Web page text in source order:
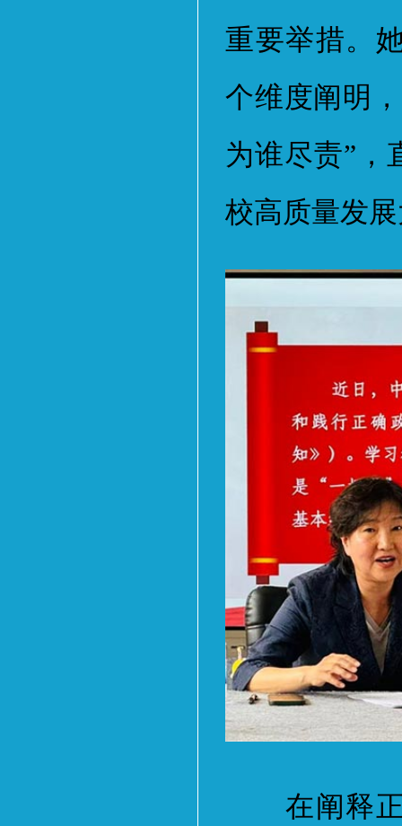
重要举措。
个维度阐明
为谁尽责”，
校高质量发
在阐释正